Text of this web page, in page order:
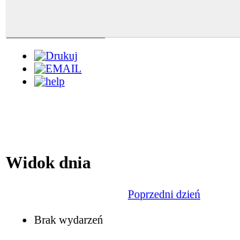
Widok dnia
Poprzedni dzień
Brak wydarzeń